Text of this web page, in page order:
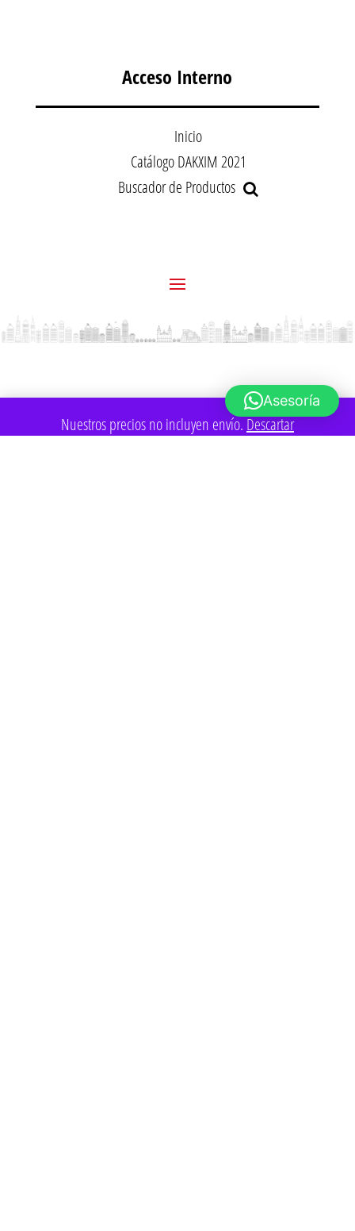
Nuestros precios no incluyen envío. Descartar
Acceso Interno
Inicio
Catálogo DAKXIM 2021
Buscador de Productos
Asesoría